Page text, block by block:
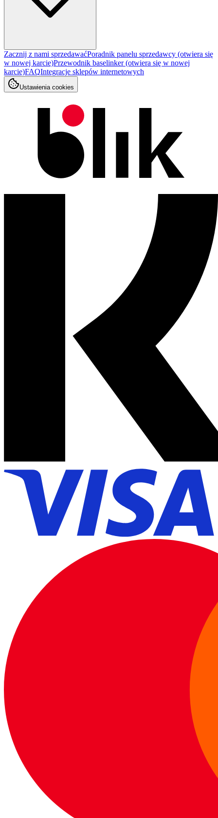
Zacznij z nami sprzedawaćPoradnik panelu sprzedawcy (otwiera się
w nowej karcie)Przewodnik baselinker(otwiera się w nowej
karcie)FAQIntegracje sklepów internetowych
Ustawienia cookies